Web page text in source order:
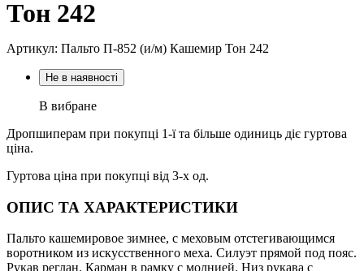
Тон 242
Артикул: Пальто П-852 (и/м) Кашемир Тон 242
Не в наявності
В вибране
Дропшиперам при покупці 1-ї та більше одиниць діє гуртова
ціна.
Гуртова ціна при покупці від 3-х од.
ОПИС ТА ХАРАКТЕРИСТИКИ
Пальто кашемировое зимнее, с меховым отстегивающимся
воротником из искусственного меха. Силуэт прямой под пояс.
Рукав реглан. Карман в рамку с молнией. Низ рукава с